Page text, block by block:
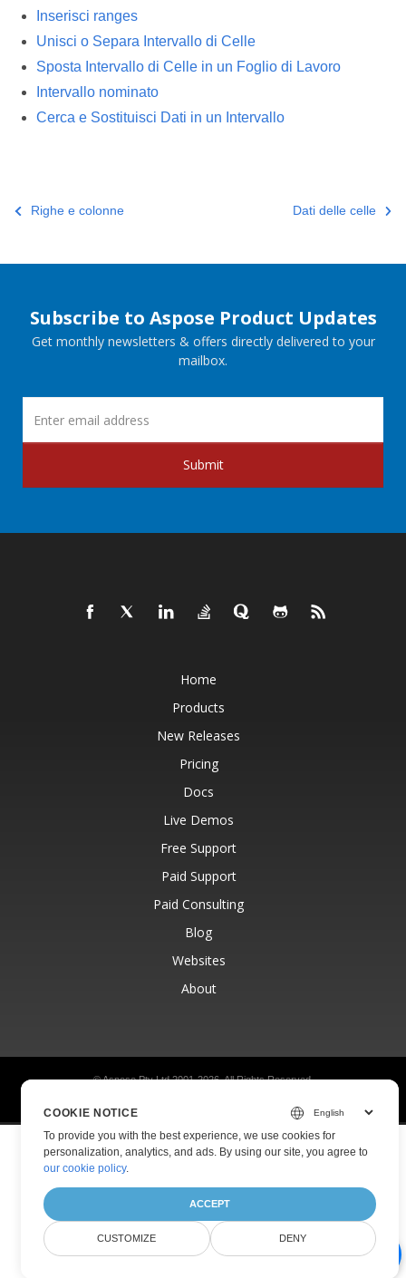
Inserisci ranges
Unisci o Separa Intervallo di Celle
Sposta Intervallo di Celle in un Foglio di Lavoro
Intervallo nominato
Cerca e Sostituisci Dati in un Intervallo
AI Document Assistant
Righe e colonne Dati delle celle
Subscribe to Aspose Product Updates
Get monthly newsletters & offers directly delivered to your
mailbox.
Submit
Home
Products
New Releases
Pricing
Docs
Live Demos
Free Support
Paid Support
Paid Consulting
Blog
Websites
About
© Aspose Pty Ltd 2001-2026.All Rights Reserved.
COOKIE NOTICE
To provide you with the best experience, we use cookies for
personalization, analytics, and ads. By using our site, you agree to
our cookie policy.
ACCEPT
CUSTOMIZE DENY